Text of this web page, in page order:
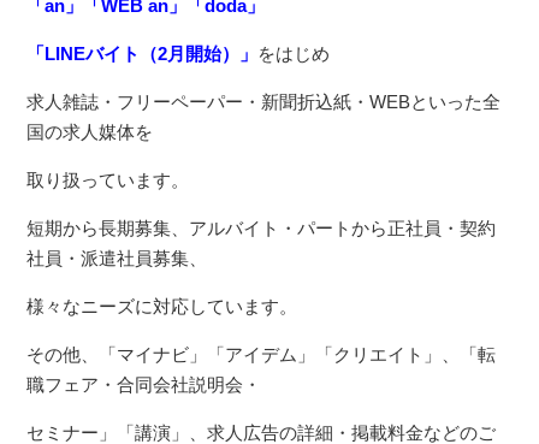
「an」「WEB an」「doda」
「LINEバイト（2月開始）」 をはじめ
求人雑誌・フリーペーパー・新聞折込紙・WEBといった全
国の求人媒体を
取り扱っています。
短期から長期募集、アルバイト・パートから正社員・契約
社員・派遣社員募集、
様々なニーズに対応しています。
その他、「マイナビ」「アイデム」「クリエイト」、「転
職フェア・合同会社説明会・
セミナー」「講演」、求人広告の詳細・掲載料金などのご